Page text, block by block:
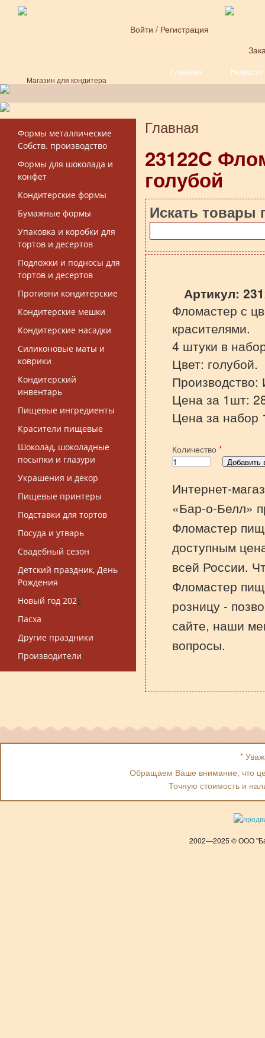
Перейти к основному содержанию
Магазин для кондитера
Войти / Регистрация
Главная
Новости
Форма поиска
Формы металлические
Собств. производство
Формы для шоколада и
конфет
Кондитерские формы
Бумажные формы
Упаковка и коробки для
тортов и десертов
Подложки и подносы для
тортов и десертов
Противни кондитерские
Кондитерские мешки
Кондитерские насадки
Силиконовые маты и
коврики
Кондитерский
инвентарь
Пищевые ингредиенты
Красители пищевые
Шоколад, шоколадные
посыпки и глазури
Украшения и декор
Пищевые принтеры
Подставки для тортов
Посуда и утварь
Свадебный сезон
Детский праздник, День
Рождения
Новый год 2025
Пасха
Другие праздники
Производители
Вы здесь
Главная
23122C
голубой
Искать товары
Артикул:
Фломастер с
красителями.
4 штуки в
Цвет: голубой.
Производство:
Цена за 1шт:
Цена за набор
Количество *
Интернет-
«Бар-о-Белл»
Фломастер
доступным
всей России.
Фломастер
розницу -
сайте, наши
вопросы.
*
Обращаем Ваше внимание, что
Точную стоимость и
2002—2025 © ООО